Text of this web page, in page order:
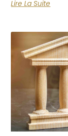
Lire La Suite